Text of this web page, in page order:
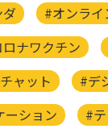
#オンライ
ナワクチン
ャット #デ
ーション
#